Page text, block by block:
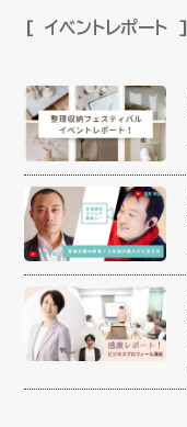
イベントレポート